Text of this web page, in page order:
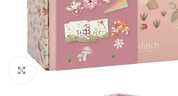
Click to enlarge